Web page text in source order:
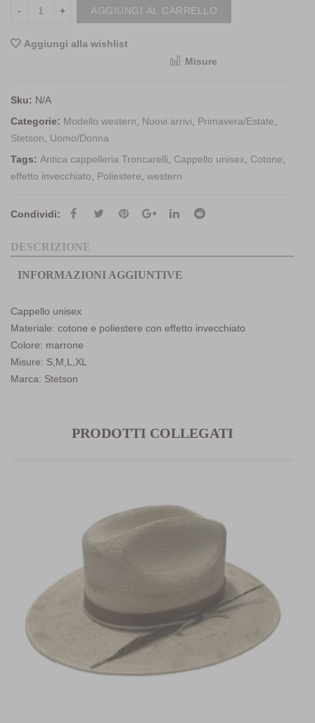
AGGIUNGI AL CARRELLO
Aggiungi alla wishlist
Misure
Sku: N/A
Categorie: Modello western, Nuovi arrivi, Primavera/Estate,
Stetson, Uomo/Donna
Tags: Antica cappelleria Troncarelli, Cappello unisex, Cotone,
effetto invecchiato, Poliestere, western
Condividi:
DESCRIZIONE
INFORMAZIONI AGGIUNTIVE
Cappello unisex
Materiale: cotone e poliestere con effetto invecchiato
Colore: marrone
Misure: S,M,L,XL
Marca: Stetson
PRODOTTI COLLEGATI